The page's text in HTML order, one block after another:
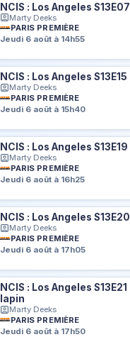
NCIS : Los Angeles
Marty Deeks
PARIS PREMIÈRE
Jeudi 6 août à 14h55
NCIS : Los Angeles
Marty Deeks
PARIS PREMIÈRE
Jeudi 6 août à 15h40
NCIS : Los Angeles
Marty Deeks
PARIS PREMIÈRE
Jeudi 6 août à 16h25
NCIS : Los Angeles
Marty Deeks
PARIS PREMIÈRE
Jeudi 6 août à 17h05
NCIS : Los Angeles
lapin
Marty Deeks
PARIS PREMIÈRE
Jeudi 6 août à 17h50